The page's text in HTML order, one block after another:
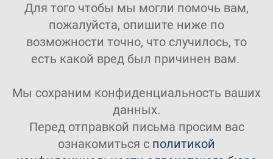
Для того чтобы мы могли помочь вам,
пожалуйста, опишите ниже по
возможности точно, что случилось, то
есть какой вред был причинен вам.
Мы сохраним конфиденциальность ваших
данных.
Перед отправкой письма просим вас
ознакомиться с политикой